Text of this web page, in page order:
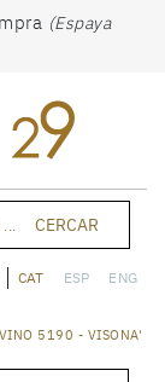
(Espaya
CERCAR
CAT ESP ENG
5190 - VISONA'